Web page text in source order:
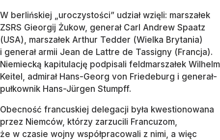
W berlińskiej „uroczystości” udział wzięli: marszałek
ZSRS Gieorgij Żukow, generał Carl Andrew Spaatz
(USA), marszałek Arthur Tedder (Wielka Brytania)
i generał armii Jean de Lattre de Tassigny (Francja).
Niemiecką kapitulację podpisali feldmarszałek Wilhelm
Keitel, admirał Hans-Georg von Friedeburg i generał-
pułkownik Hans-Jürgen Stumpff.
Obecność francuskiej delegacji była kwestionowana
przez Niemców, którzy zarzucili Francuzom,
że w czasie wojny współpracowali z nimi, a więc